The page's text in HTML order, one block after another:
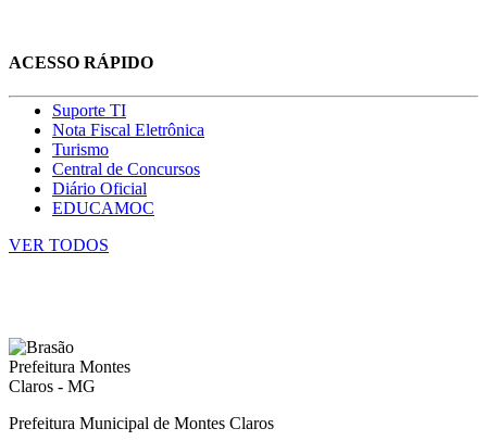
ACESSO RÁPIDO
Suporte TI
Nota Fiscal Eletrônica
Turismo
Central de Concursos
Diário Oficial
EDUCAMOC
VER TODOS
Prefeitura Municipal de Montes Claros